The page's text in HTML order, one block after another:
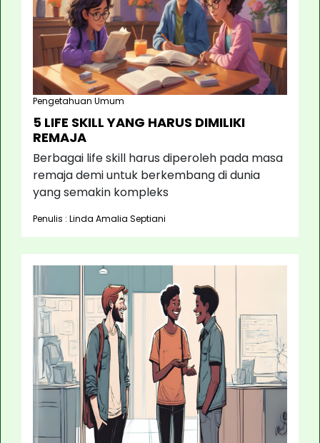
Pengetahuan Umum
5 LIFE SKILL YANG HARUS DIMILIKI
REMAJA
Berbagai life skill harus diperoleh pada masa
remaja demi untuk berkembang di dunia
yang semakin kompleks
Penulis : Linda Amalia Septiani